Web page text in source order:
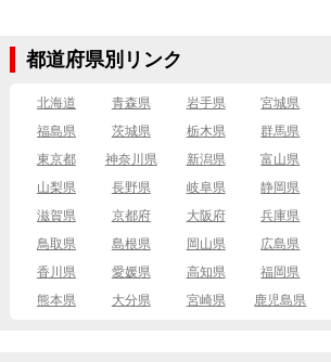
都道府県別リンク
北海道 青森県 岩手県 宮城県
福島県
茨城県 栃木県 群馬県
東京都
神奈川県 新潟県 富山県
山梨県
長野県 岐阜県 静岡県
滋賀県
京都府 大阪府 兵庫県
鳥取県
島根県 岡山県 広島県
香川県
愛媛県 高知県 福岡県
熊本県
大分県 宮崎県 鹿児島県